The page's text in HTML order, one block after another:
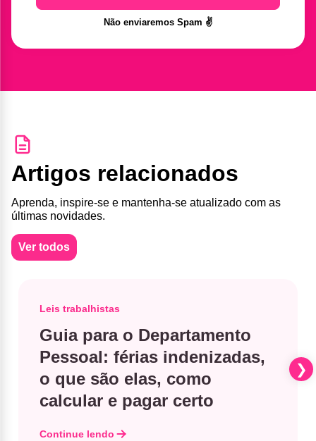
Não enviaremos Spam ✌️
Artigos relacionados
Aprenda, inspire-se e mantenha-se atualizado com as
últimas novidades.
Ver todos
Leis trabalhistas
Guia para o Departamento
Pessoal: férias indenizadas,
o que são elas, como
calcular e pagar certo
Continue lendo